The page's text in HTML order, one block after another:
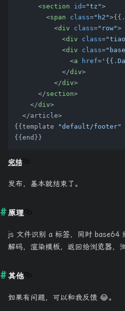
<section id="tz">
<span class="h2">
<div class="row">
<div class=
<div class=
<a href=
</div>
</div>
</section>
</div>
  </article>
{{template
"default/footer"
完结
发布，基本就结束了。
原理
js 文件识别 a 标签，同时 base64
解码，渲染模板，返回给浏览器，
其他
如果有问题，可以和我反馈 😂。